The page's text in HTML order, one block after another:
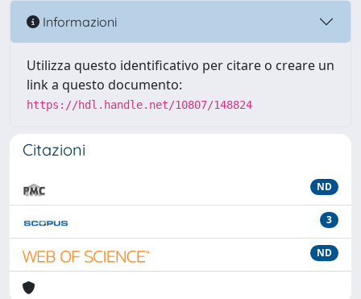
Informazioni
Utilizza questo identificativo per citare o creare un
link a questo documento:
https://hdl.handle.net/10807/148824
Citazioni
ND
3
ND